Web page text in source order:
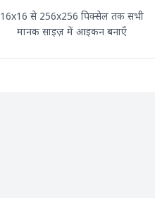
16x16 से 256x256 पिक्सेल तक सभी
मानक साइज़ में आइकन बनाएँ